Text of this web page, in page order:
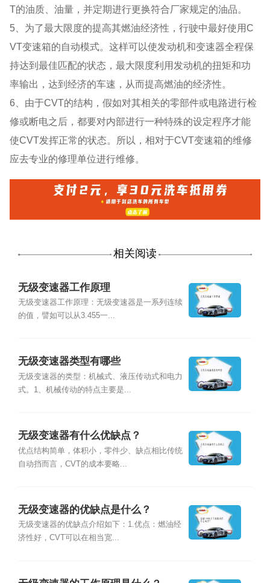
T的油质、油量，并定期进行更换符合厂家规定的油品。
5、为了最大限度的提高其燃油经济性，行驶中最好使用C
VT变速箱的自动模式。这样可以使发动机和变速器全程保
持达到最佳匹配的状态，最大限度利用发动机的扭矩和功
率输出，达到经济的车速，从而提高燃油的经济性。
6、由于CVT的结构，假如对其相关的零部件或电路进行检
修或断电之后，都要对内部进行一种特殊的设定程序才能
使CVT发挥正常的状态。所以，相对于CVT变速箱的维修
应去专业的修理单位进行维修。
相关阅读
无级变速器工作原理
无级变速器工作原理：无级变速器是一系列连续
的值，譬如可以从3.455一...
无级变速器类型有哪些
无级变速器的类型：机械式、液压传动式和电力
式。1、机械传动的特点主要是...
无级变速器有什么优缺点？
优点结构简单，体积小，零件少、缺点相比传统
自动挡而言，CVT的成本要略...
无级变速器的优缺点是什么？
无级变速器的优缺点介绍如下：1.优点：燃油经
济性好，CVT可以在相当宽...